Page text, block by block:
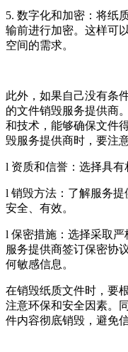
5. 数字化和加密：将纸
输前进行加密。这样可
空间的需求。
此外，如果自己没有条
的文件销毁服务提供商
和技术，能够确保文件
毁服务提供商时，要注
l 资质和信誉：选择具有
l 销毁方法：了解服务
安全、有效。
l 保密措施：选择采取
服务提供商签订保密协
何敏感信息。
在销毁纸质文件时，要
注意环保和安全因素。
件内容彻底销毁，避免